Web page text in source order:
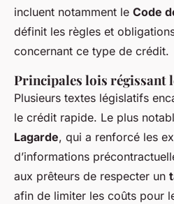
incluent notamment le Code
définit les règles et
concernant ce type de crédit.
Principales lois régissant
Plusieurs textes législatifs
le crédit rapide. Le plus
Lagarde, qui a renforcé les
d’informations
aux prêteurs de respecter un
afin de limiter les coûts pour